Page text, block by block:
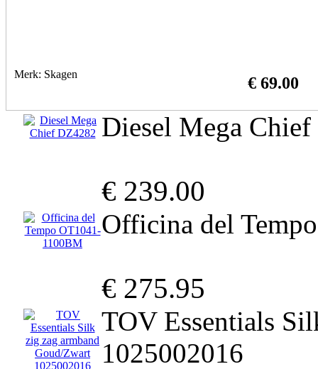
Merk: Skagen € 69.00
Diesel Mega
€ 239.00
Officina del
€ 275.95
TOV Essentials
1025002016